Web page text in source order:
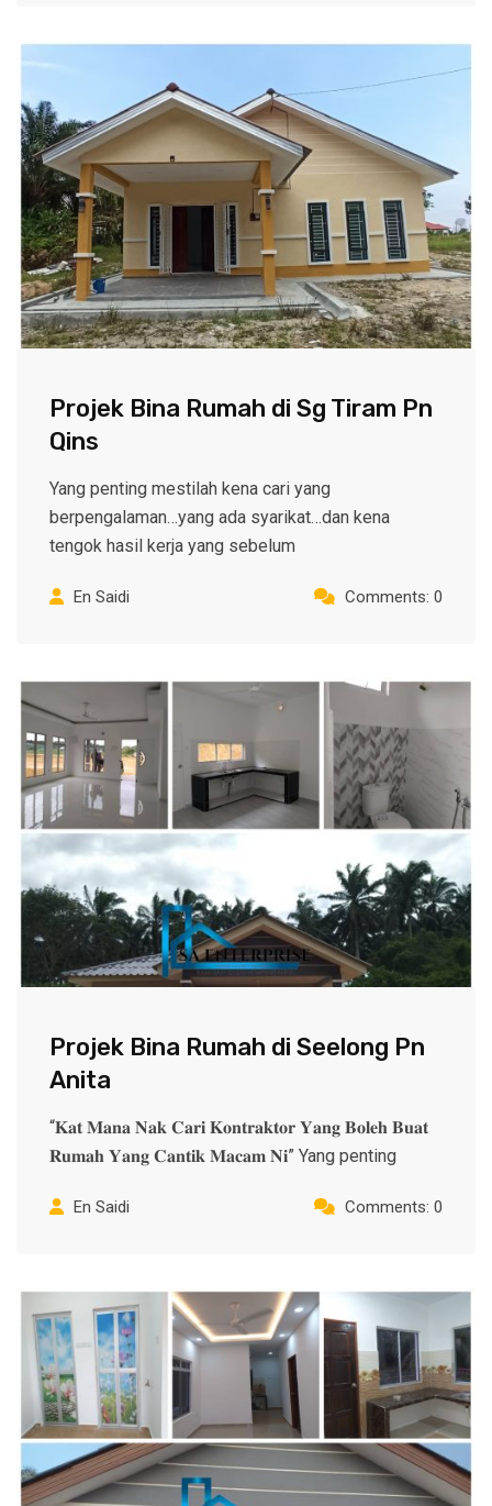
Projek Bina Rumah di Sg Tiram Pn
Qins
Yang penting mestilah kena cari yang
berpengalaman…yang ada syarikat…dan kena
tengok hasil kerja yang sebelum
En Saidi Comments: 0
Projek Bina Rumah di Seelong Pn
Anita
“𝐊𝐚𝐭 𝐌𝐚𝐧𝐚 𝐍𝐚𝐤 𝐂𝐚𝐫𝐢 𝐊𝐨𝐧𝐭𝐫𝐚𝐤𝐭𝐨𝐫 𝐘𝐚𝐧𝐠 𝐁𝐨𝐥𝐞𝐡 𝐁𝐮𝐚𝐭
𝐑𝐮𝐦𝐚𝐡 𝐘𝐚𝐧𝐠 𝐂𝐚𝐧𝐭𝐢𝐤 𝐌𝐚𝐜𝐚𝐦 𝐍𝐢” Yang penting
En Saidi Comments: 0